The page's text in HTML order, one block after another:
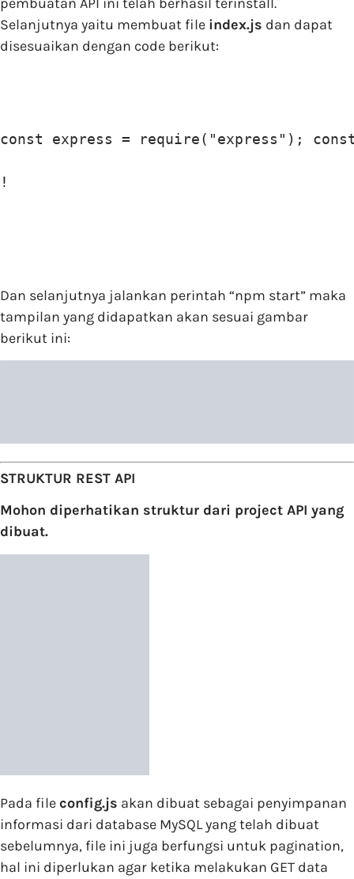
Selanjutnya yaitu membuat file index.js dan dapat
disesuaikan dengan code berikut:
const express = require("express");
!
Dan selanjutnya jalankan perintah “npm start” maka
tampilan yang didapatkan akan sesuai gambar
berikut ini:
STRUKTUR REST API
Mohon diperhatikan struktur dari project API yang
dibuat.
Pada fileconfig.js akan dibuat sebagai penyimpanan
informasi dari database MySQL yang telah dibuat
sebelumnya, file ini juga berfungsi untuk pagination,
hal ini diperlukan agar ketika melakukan GET data